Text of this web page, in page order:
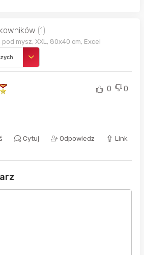
(1)
mysz, XXL, 80x40 cm, Excel
0 0
Cytuj Odpowiedz Link